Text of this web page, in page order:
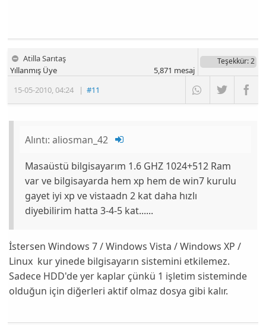
Atilla Sarıtaş
15-05-2010,04:24 |#11
Yıllanmış Üye
Teşekkür: 2
5,871 mesaj
Alıntı:aliosman_42
Masaüstü bilgisayarım 1.6 GHZ 1024+512 Ram
var ve bilgisayarda hem xp hem de win7 kurulu
gayet iyi xp ve vistaadn 2 kat daha hızlı
diyebilirim hatta 3-4-5 kat......
İstersen Windows 7 / Windows Vista / Windows XP /
Linux kur yinede bilgisayarın sistemini etkilemez.
Sadece HDD'de yer kaplar çünkü 1 işletim sisteminde
olduğun için diğerleri aktif olmaz dosya gibi kalır.